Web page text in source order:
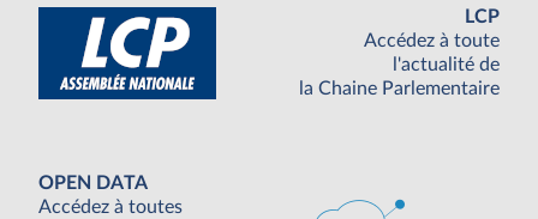
LCP
Accédez à toute
l'actualité de
la Chaine Parlementaire
OPEN DATA
Accédez à toutes